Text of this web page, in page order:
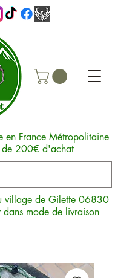
en France Métropolitaine
200€ d'achat
village de Gilette 06830
dans mode de livraison